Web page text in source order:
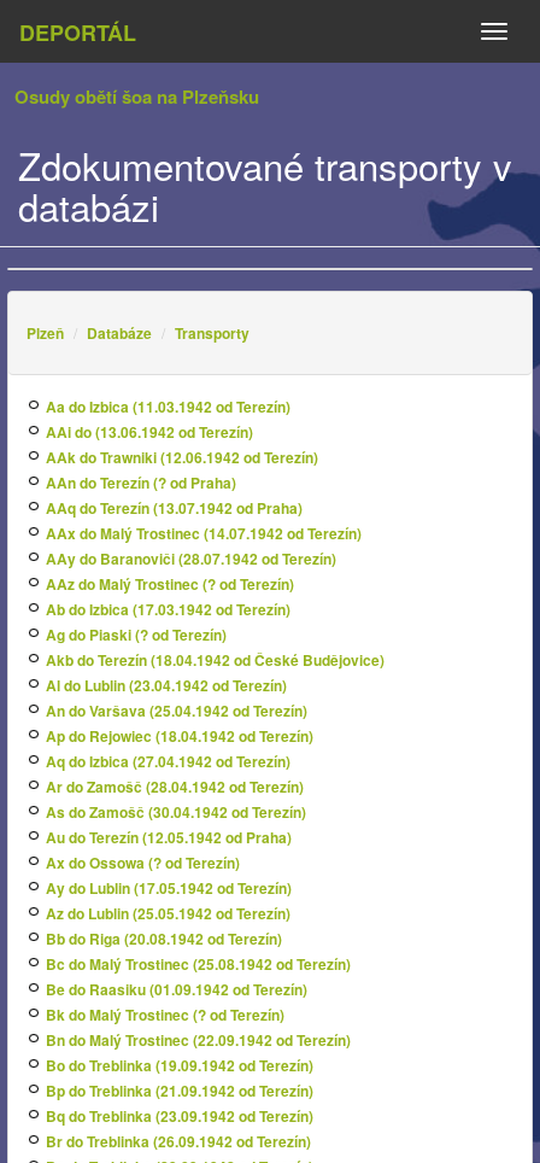
DEPORTÁL
Osudy obětí šoa na Plzeňsku
Zdokumentované transporty v
databázi
Plzeň Databáze Transporty
Aa do Izbica (11.03.1942 od Terezín)
AAi do (13.06.1942 od Terezín)
AAk do Trawniki (12.06.1942 od Terezín)
AAn do Terezín (? od Praha)
AAq do Terezín (13.07.1942 od Praha)
AAx do Malý Trostinec (14.07.1942 od Terezín)
AAy do Baranoviči (28.07.1942 od Terezín)
AAz do Malý Trostinec (? od Terezín)
Ab do Izbica (17.03.1942 od Terezín)
Ag do Piaski (? od Terezín)
Akb do Terezín (18.04.1942 od České Budějovice)
Al do Lublin (23.04.1942 od Terezín)
An do Varšava (25.04.1942 od Terezín)
Ap do Rejowiec (18.04.1942 od Terezín)
Aq do Izbica (27.04.1942 od Terezín)
Ar do Zamošč (28.04.1942 od Terezín)
As do Zamošč (30.04.1942 od Terezín)
Au do Terezín (12.05.1942 od Praha)
Ax do Ossowa (? od Terezín)
Ay do Lublin (17.05.1942 od Terezín)
Az do Lublin (25.05.1942 od Terezín)
Bb do Riga (20.08.1942 od Terezín)
Bc do Malý Trostinec (25.08.1942 od Terezín)
Be do Raasiku (01.09.1942 od Terezín)
Bk do Malý Trostinec (? od Terezín)
Bn do Malý Trostinec (22.09.1942 od Terezín)
Bo do Treblinka (19.09.1942 od Terezín)
Bp do Treblinka (21.09.1942 od Terezín)
Bq do Treblinka (23.09.1942 od Terezín)
Br do Treblinka (26.09.1942 od Terezín)